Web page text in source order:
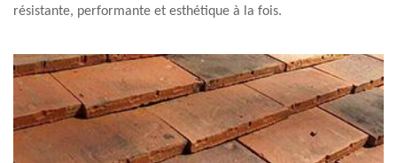
résistante, performante et esthétique à la fois.